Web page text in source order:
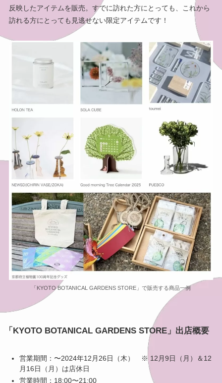
反映したアイテムを販売。すでに訪れた方にとっても、これから
訪れる方にとっても見逃せない限定アイテムです！
「KYOTO BOTANICAL GARDENS STORE」で販売する商品一例
「KYOTO BOTANICAL GARDENS STORE」出店概要
営業期間：〜2024年12月26日（木） ※ 12月9日（月）＆12
月16日（月）は店休日
営業時間：18:00〜21:00